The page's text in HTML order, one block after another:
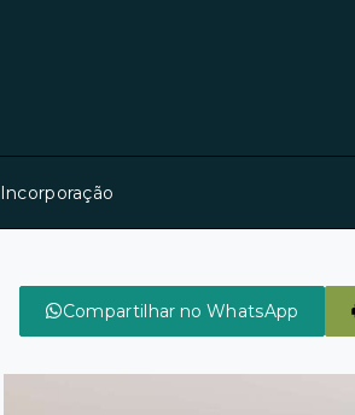
Compartilhar no WhatsApp